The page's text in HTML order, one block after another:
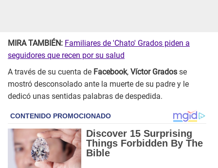
MIRA TAMBIÉN: Familiares de 'Chato' Grados piden a
seguidores que recen por su salud
A través de su cuenta de Facebook, Víctor Grados se
mostró desconsolado ante la muerte de su padre y le
dedicó unas sentidas palabras de despedida.